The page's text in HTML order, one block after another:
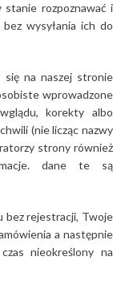
stanie rozpoznawać i
wysyłania ich do
się na naszej stronie
wprowadzone
korekty albo
(nie licząc nazwy
strony również
dane te są
bez rejestracji, Twoje
a następnie
nieokreślony na